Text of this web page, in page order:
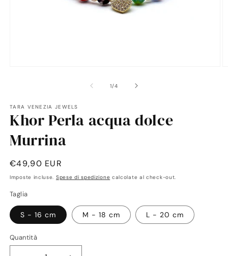
finestra
modale
1/su
4
TARA VENEZIA JEWELS
Khor Perla acqua dolce
Murrina
Prezzo
di
€49,90 EUR
Imposte incluse. Spese di spedizione calcolate al check-out.
Taglia
S - 16 cm M - 18 cm L - 20 cm
Quantità
Quantità